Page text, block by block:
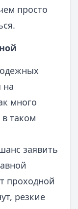
просто
на
много
таком
заявить
проходной
резкие